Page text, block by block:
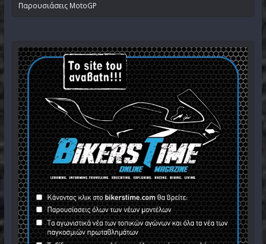
Παρουσιάσεις MotoGP